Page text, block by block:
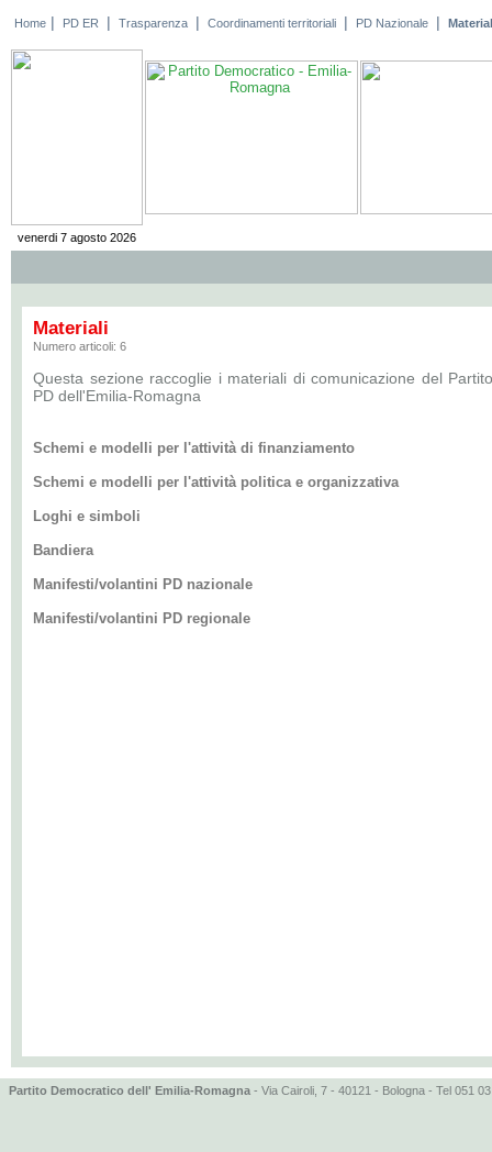
Home | PD ER | Trasparenza | Coordinamenti territoriali | PD Nazionale |
venerdi 7 agosto 2026
Materiali
Numero articoli: 6
Questa sezione raccoglie i materiali di comunicazione del
PD dell'Emilia-Romagna
Schemi e modelli per l'attività di finanziamento
Schemi e modelli per l'attività politica e organizzativa
Loghi e simboli
Bandiera
Manifesti/volantini PD nazionale
Manifesti/volantini PD regionale
Partito Democratico dell' Emilia-Romagna - Via Cairoli, 7 - 40121 - Bologna - Tel 051